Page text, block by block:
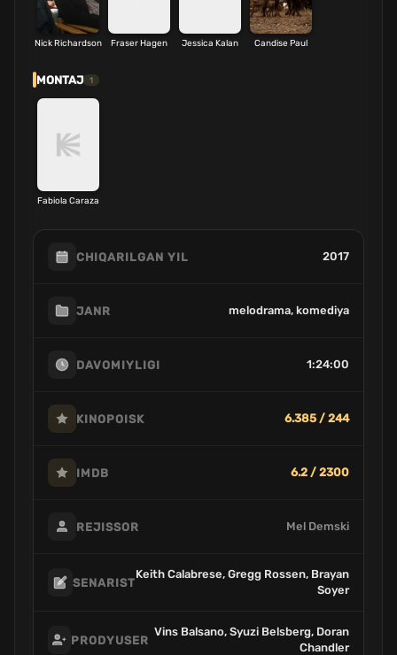
Nick Richardson Fraser Hagen Jessica Kalan Candise Paul
MONTAJ 1
Fabiola Caraza
CHIQARILGAN YIL 2017
JANR melodrama, komediya
DAVOMIYLIGI 1:24:00
KINOPOISK 6.385 / 244
IMDB 6.2 / 2300
REJISSOR Mel Demski
SENARIST
Keith Calabrese, Gregg Rossen, Brayan
Soyer
PRODYUSER
Vins Balsano, Syuzi Belsberg, Doran
Chandler